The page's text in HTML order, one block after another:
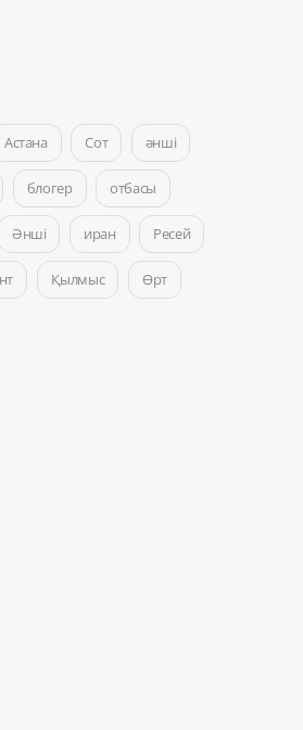
Астана Сот әнші
блогер отбасы
Әнші иран Ресей
Қылмыс Өрт